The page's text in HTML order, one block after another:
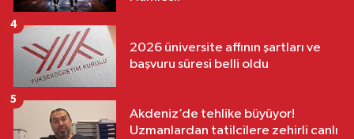
2026 üniversite affının şartları ve
başvuru süresi belli oldu
4
Akdeniz’de tehlike büyüyor!
Uzmanlardan tatilcilere zehirli canlı
5